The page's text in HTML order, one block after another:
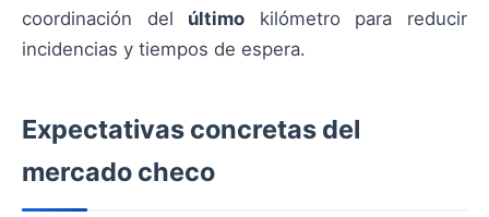
coordinación del último kilómetro para reducir
incidencias y tiempos de espera.
Expectativas concretas del
mercado checo